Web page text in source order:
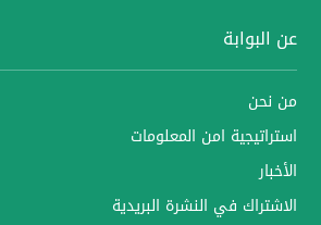
عن البوابة
من نحن
استراتيجية امن المعلومات
الأخبار
الاشتراك في النشرة البريدية